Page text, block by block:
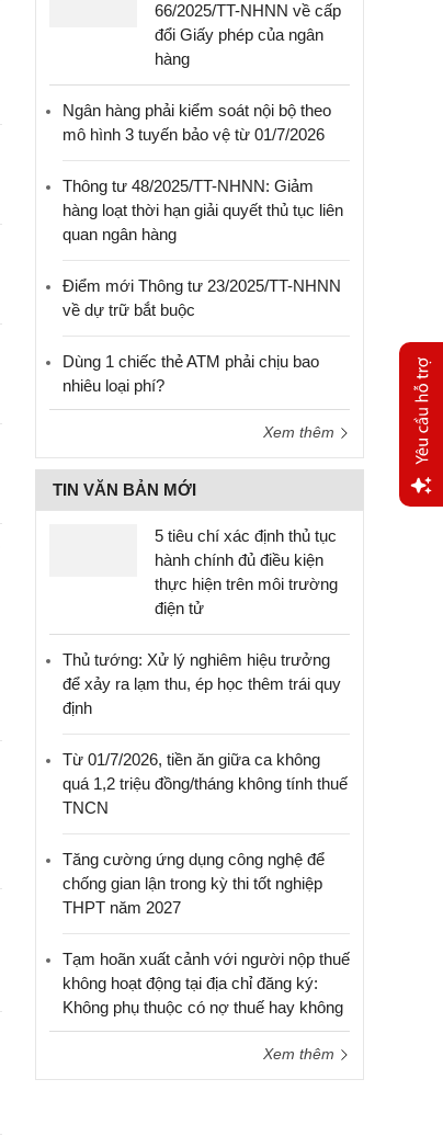
66/2025/TT-NHNN về cấp
đổi Giấy phép của ngân
hàng
Ngân hàng phải kiểm soát nội bộ theo
mô hình 3 tuyến bảo vệ từ 01/7/2026
Thông tư 48/2025/TT-NHNN: Giảm
hàng loạt thời hạn giải quyết thủ tục liên
quan ngân hàng
Điểm mới Thông tư 23/2025/TT-NHNN
về dự trữ bắt buộc
Dùng 1 chiếc thẻ ATM phải chịu bao
nhiêu loại phí?
Xem thêm
TIN VĂN BẢN MỚI
5 tiêu chí xác định thủ tục
hành chính đủ điều kiện
thực hiện trên môi trường
điện tử
Thủ tướng: Xử lý nghiêm hiệu trưởng
để xảy ra lạm thu, ép học thêm trái quy
định
Từ 01/7/2026, tiền ăn giữa ca không
quá 1,2 triệu đồng/tháng không tính thuế
TNCN
Tăng cường ứng dụng công nghệ để
chống gian lận trong kỳ thi tốt nghiệp
THPT năm 2027
Tạm hoãn xuất cảnh với người nộp thuế
không hoạt động tại địa chỉ đăng ký:
Không phụ thuộc có nợ thuế hay không
Xem thêm